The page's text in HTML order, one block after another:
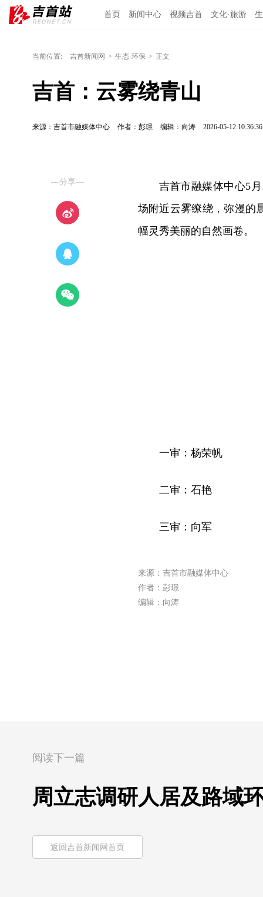
首页 新闻中心 视频吉首 文化·旅游
当前位置: 吉首新闻网 > 生态·环保 > 正文
吉首：云雾绕青山
来源：吉首市融媒体中心 作者：彭璟 编辑：向涛 2026-05-12 10:36:36
—分享—
吉首市融媒体中心5
场附近云雾缭绕，弥漫的
幅灵秀美丽的自然画卷。
一审：杨荣帆
二审：石艳
三审：向军
来源：吉首市融媒体中心
作者：彭璟
编辑：向涛
阅读下一篇
周立志调研人居及路域
返回吉首新闻网首页